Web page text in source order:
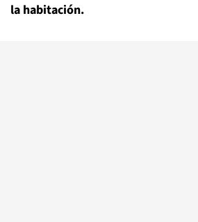
la habitación.